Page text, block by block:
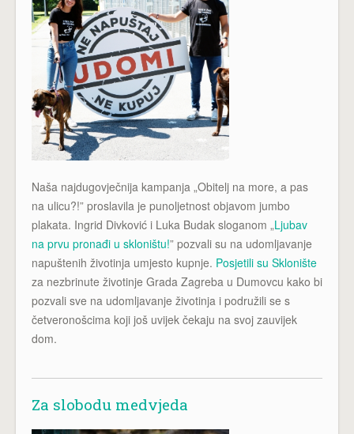
Naša najdugovječnija kampanja „Obitelj na more, a pas
na ulicu?!” proslavila je punoljetnost objavom jumbo
plakata. Ingrid Divković i Luka Budak sloganom „Ljubav
na prvu pronađi u skloništu!” pozvali su na udomljavanje
napuštenih životinja umjesto kupnje. Posjetili su Sklonište
za nezbrinute životinje Grada Zagreba u Dumovcu kako bi
pozvali sve na udomljavanje životinja i podružili se s
četveronošcima koji još uvijek čekaju na svoj zauvijek
dom.
Za slobodu medvjeda